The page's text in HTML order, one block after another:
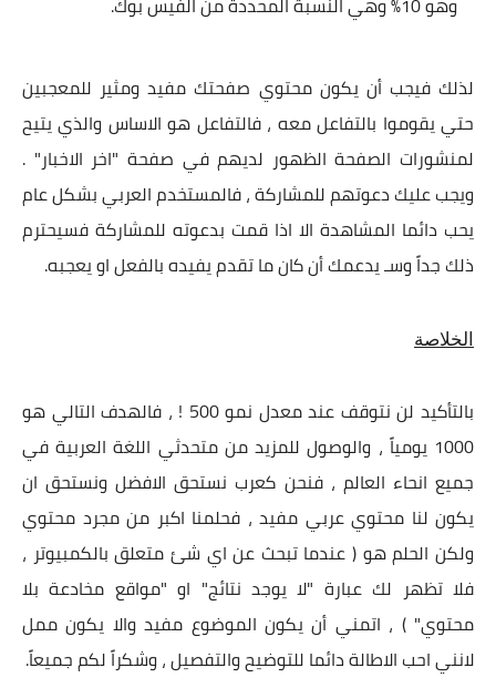
لذلك فيجب أن يكون محتوي صفحتك مفيد ومثير للمعجبين
حتي يقوموا بالتفاعل معه ، فالتفاعل هو الاساس والذي يتيح
لمنشورات الصفحة الظهور لديهم في صفحة "اخر الاخبار" .
ويجب عليك دعوتهم للمشاركة ، فالمستخدم العربي بشكل عام
يحب دائما المشاهدة الا اذا قمت بدعوته للمشاركة فسيحترم
ذلك جداً وسـ يدعمك أن كان ما تقدم يفيده بالفعل او يعجبه.
الخلاصة
بالتأكيد لن نتوقف عند معدل نمو 500 ! ، فالهدف التالي هو
1000 يومياً ، والوصول للمزيد من متحدثي اللغة العربية في
جميع انحاء العالم ، فنحن كعرب نستحق الافضل ونستحق ان
يكون لنا محتوي عربي مفيد ، فحلمنا اكبر من مجرد محتوي
ولكن الحلم هو ( عندما تبحث عن اي شئ متعلق بالكمبيوتر ،
فلا تظهر لك عبارة "لا يوجد نتائج" او "مواقع مخادعة بلا
محتوي" ) ، اتمني أن يكون الموضوع مفيد والا يكون ممل
لانني احب الاطالة دائما للتوضيح والتفصيل ، وشكراً لكم جميعاً.